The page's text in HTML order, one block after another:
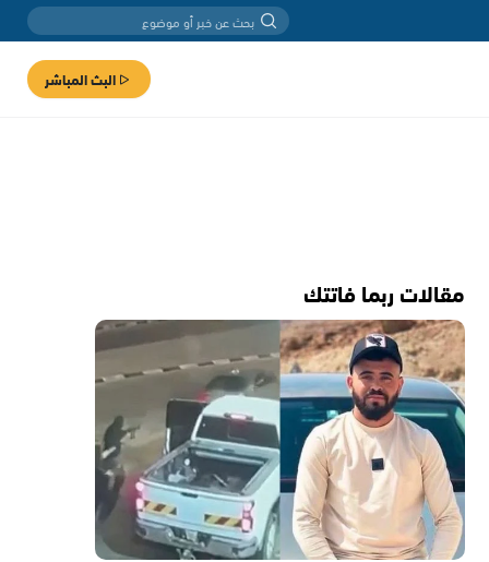
البث المباشر
مقالات ربما فاتتك